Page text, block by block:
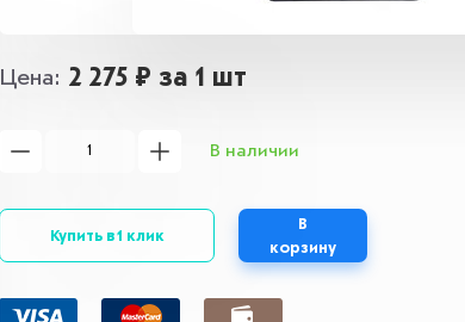
Цена 2 275 ₽ за 1 шт
В наличии
Купить в 1 клик
В
корзину